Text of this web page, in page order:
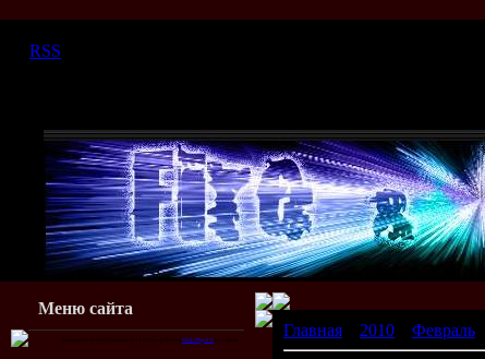
RSS
Меню сайта
Для красивого отображения этого блока требуется Flash Player 9 Главная 2010 Февраль